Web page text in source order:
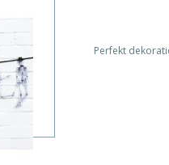
Perfekt